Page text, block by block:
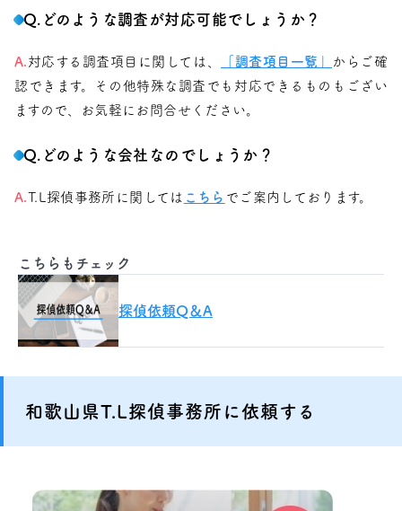
Q.どのような調査が対応可能でしょうか？
A. 対応する調査項目に関しては、 「調査項目一覧」
からご確
認できます。その他特殊な調査でも対応できるものもござい
ますので、お気軽にお問合せください。
Q.どのような会社なのでしょうか？
A. T.L探偵事務所に関しては こちら でご案内しております。
こちらもチェック
探偵依頼Q＆A
和歌山県T.L探偵事務所に依頼する